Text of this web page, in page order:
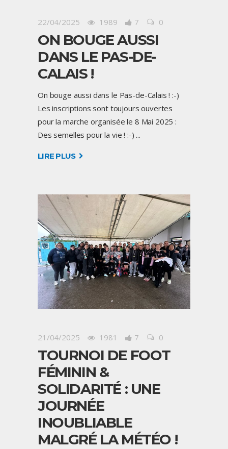
22/04/2025 1989 7 0
ON BOUGE AUSSI
DANS LE PAS-DE-
CALAIS !
On bouge aussi dans le Pas-de-Calais ! :-)
Les inscriptions sont toujours ouvertes
pour la marche organisée le 8 Mai 2025 :
Des semelles pour la vie ! :-)
LIRE PLUS
21/04/2025 1981 7 0
TOURNOI DE FOOT
FÉMININ &
SOLIDARITÉ : UNE
JOURNÉE
INOUBLIABLE
MALGRÉ LA MÉTÉO !